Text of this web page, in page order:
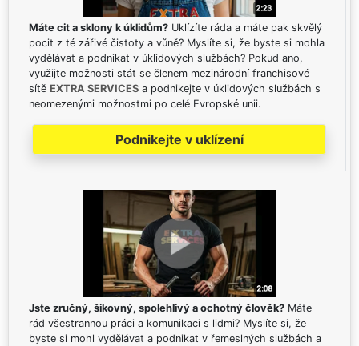
Máte cit a sklony k úklidům? Uklízíte ráda a máte pak skvělý
pocit z té zářivé čistoty a vůně? Myslíte si, že byste si mohla
vydělávat a podnikat v úklidových službách? Pokud ano,
využijte možnosti stát se členem mezinárodní franchisové
sítě EXTRA SERVICES a podnikejte v úklidových službách s
neomezenými možnostmi po celé Evropské unii.
Podnikejte v uklízení
Jste zručný, šikovný, spolehlivý a ochotný člověk? Máte
rád všestrannou práci a komunikaci s lidmi? Myslíte si, že
byste si mohl vydělávat a podnikat v řemeslných službách a